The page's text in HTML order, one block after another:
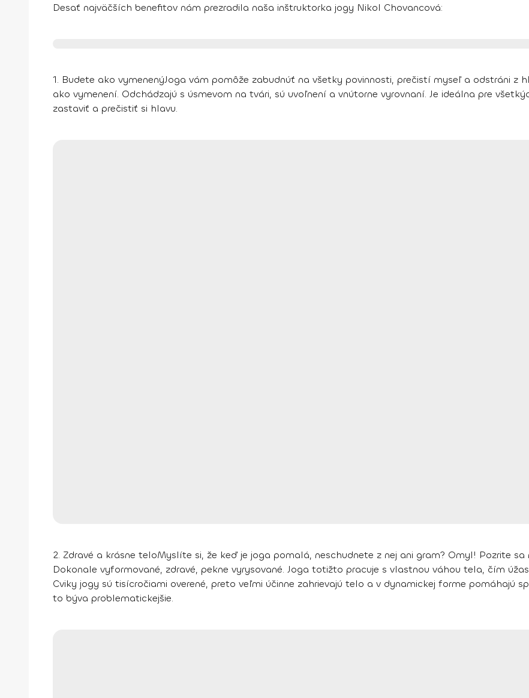
Desať najväčších benefitov nám prezradila naša inštruktorka jogy Nikol Chovancová:
1. Budete ako vymenenýJoga vám pomôže zabudnúť na všetky povinnosti, prečistí myseľ a odstráni z
ako vymenení. Odchádzajú s úsmevom na tvári, sú uvoľnení a vnútorne vyrovnaní. Je ideálna pre
zastaviť a prečistiť si hlavu.
2. Zdravé a krásne teloMyslíte si, že keď je joga pomalá, neschudnete z nej ani gram? Omyl! Pozrite
Dokonale vyformované, zdravé, pekne vyrysované. Joga totižto pracuje s vlastnou váhou tela, čím
Cviky jogy sú tisícročiami overené, preto veľmi účinne zahrievajú telo a v dynamickej forme pomáhajú
to býva problematickejšie.